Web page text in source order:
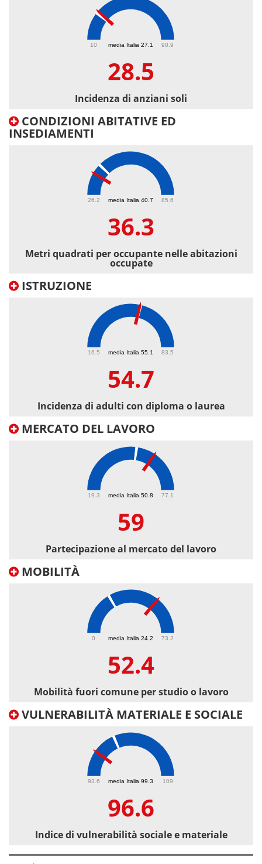
media Italia 27.1
10 90.9
28.5
Incidenza di anziani soli
CONDIZIONI ABITATIVE ED
INSEDIAMENTI
media Italia 40.7
26.2 85.6
36.3
Metri quadrati per occupante nelle abitazioni
occupate
ISTRUZIONE
media Italia 55.1
16.5 83.5
54.7
Incidenza di adulti con diploma o laurea
MERCATO DEL LAVORO
media Italia 50.8
19.3 77.1
59
Partecipazione al mercato del lavoro
MOBILITÀ
media Italia 24.2
0 73.2
52.4
Mobilità fuori comune per studio o lavoro
VULNERABILITÀ MATERIALE E SOCIALE
media Italia 99.3
93.6 109
96.6
Indice di vulnerabilità sociale e materiale